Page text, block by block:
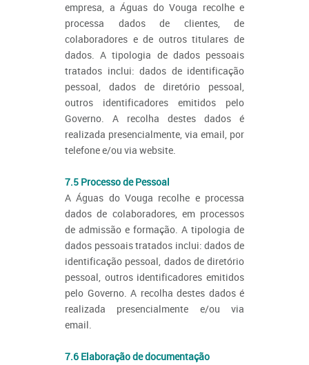
empresa, a Águas do Vouga recolhe e
processa dados de clientes, de
colaboradores e de outros titulares de
dados. A tipologia de dados pessoais
tratados inclui: dados de identificação
pessoal, dados de diretório pessoal,
outros identificadores emitidos pelo
Governo. A recolha destes dados é
realizada presencialmente, via email, por
telefone e/ou via website.
7.5 Processo de Pessoal
A Águas do Vouga recolhe e processa
dados de colaboradores, em processos
de admissão e formação. A tipologia de
dados pessoais tratados inclui: dados de
identificação pessoal, dados de diretório
pessoal, outros identificadores emitidos
pelo Governo. A recolha destes dados é
realizada presencialmente e/ou via
email.
7.6 Elaboração de documentação